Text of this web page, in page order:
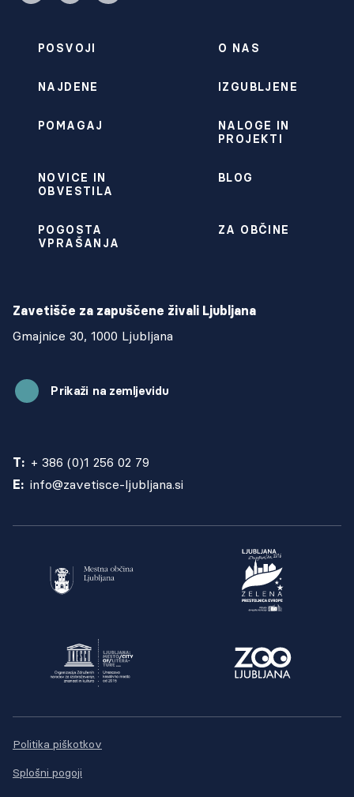
POSVOJI O NAS
NAJDENE IZGUBLJENE
POMAGAJ
NALOGE IN
PROJEKTI
NOVICE IN
OBVESTILA
BLOG
POGOSTA
VPRAŠANJA
ZA OBČINE
Zavetišče za zapuščene živali Ljubljana
Gmajnice 30, 1000 Ljubljana
Prikaži na zemljevidu
T: + 386 (0)1 256 02 79
E: info@zavetisce-ljubljana.si
Politika piškotkov
Splošni pogoji